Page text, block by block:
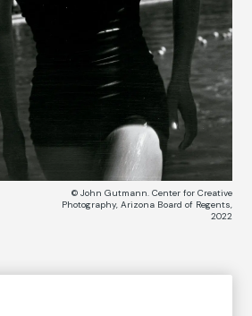
© John Gutmann. Center for Creative
Photography, Arizona Board of Regents,
2022